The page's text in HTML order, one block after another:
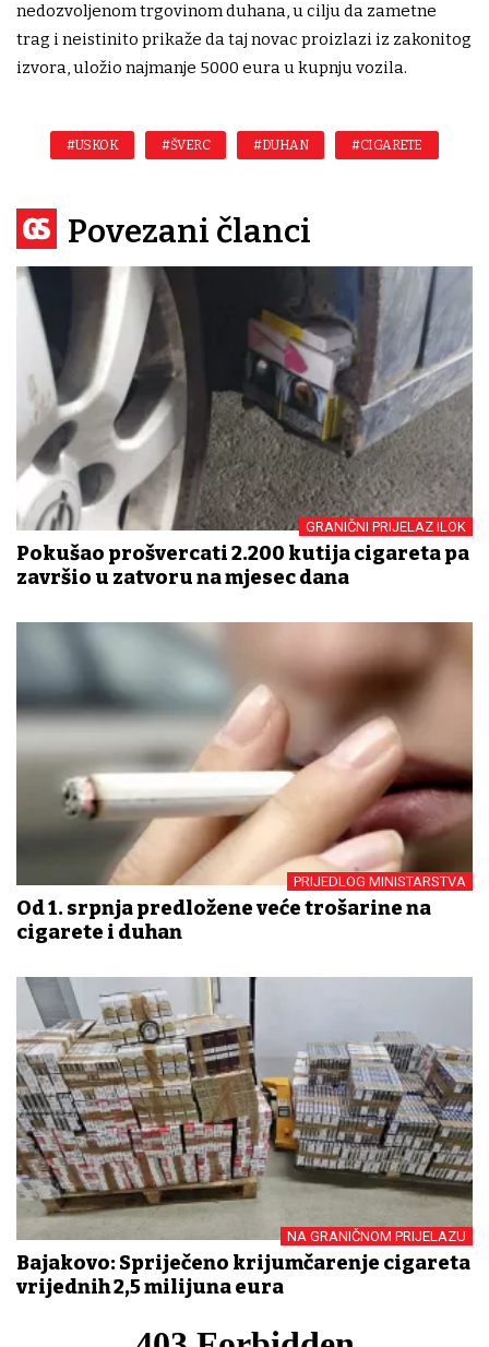
nedozvoljenom trgovinom duhana, u cilju da zametne
trag i neistinito prikaže da taj novac proizlazi iz zakonitog
izvora, uložio najmanje 5000 eura u kupnju vozila.
#USKOK #ŠVERC #DUHAN #CIGARETE
Povezani članci
GRANIČNI PRIJELAZ ILOK
Pokušao prošvercati 2.200 kutija cigareta pa
završio u zatvoru na mjesec dana
PRIJEDLOG MINISTARSTVA
Od 1. srpnja predložene veće trošarine na
cigarete i duhan
NA GRANIČNOM PRIJELAZU
Bajakovo: Spriječeno krijumčarenje cigareta
vrijednih 2,5 milijuna eura